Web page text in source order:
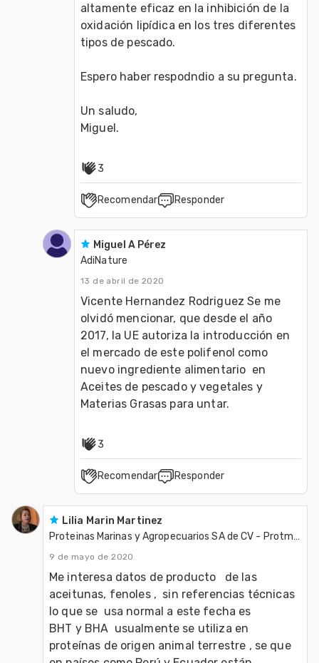
altamente eficaz en la inhibición de la
oxidación lipídica en los tres diferentes
tipos de pescado.
Espero haber respodndio a su pregunta.
Un saludo,
Miguel.
3
Recomendar Responder
Miguel A Pérez
AdiNature
13 de abril de 2020
Vicente Hernandez Rodriguez Se me
olvidó mencionar, que desde el año
2017, la UE autoriza la introducción en
el mercado de este polifenol como
nuevo ingrediente alimentario  en
Aceites de pescado y vegetales y
Materias Grasas para untar.
3
Recomendar Responder
Lilia Marin Martinez
Proteinas Marinas y Agropecuarios SA de CV - Protmagro
9 de mayo de 2020
Me interesa datos de producto   de las
aceitunas, fenoles ,  sin referencias técnicas
lo que se  usa normal a este fecha es
BHT y BHA  usualmente se utiliza en
proteínas de origen animal terrestre , se que